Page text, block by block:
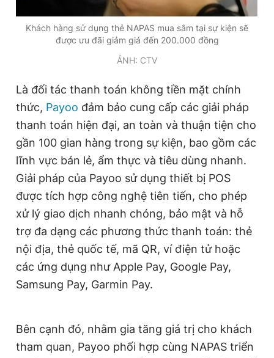
Giấy phép xuất bản số 110/GP - BTTTT cấp ngày 24.3.2020
© 2003-2026 Bản quyền thuộc về Báo Thanh Niên. Cấm sao
chép dưới mọi hình thức nếu không có sự chấp thuận bằng văn
bản. Phát triển bởi ePi Technologies, JSC.
Khách hàng sử dụng thẻ NAPAS mua sắm tại sự kiện sẽ
được ưu đãi giảm giá đến 200.000 đồng
ẢNH: CTV
Là đối tác thanh toán không tiền mặt chính
thức, Payoo đảm bảo cung cấp các giải pháp
thanh toán hiện đại, an toàn và thuận tiện cho
gần 100 gian hàng trong sự kiện, bao gồm các
lĩnh vực bán lẻ, ẩm thực và tiêu dùng nhanh.
Giải pháp của Payoo sử dụng thiết bị POS
được tích hợp công nghệ tiên tiến, cho phép
xử lý giao dịch nhanh chóng, bảo mật và hỗ
trợ đa dạng các phương thức thanh toán: thẻ
nội địa, thẻ quốc tế, mã QR, ví điện tử hoặc
các ứng dụng như Apple Pay, Google Pay,
Samsung Pay, Garmin Pay.
Bên cạnh đó, nhằm gia tăng giá trị cho khách
tham quan, Payoo phối hợp cùng NAPAS triển